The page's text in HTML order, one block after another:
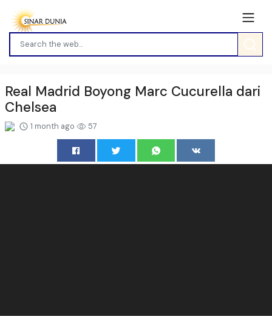
Real Madrid Boyong Marc Cucurella dari
Chelsea
1 month ago 57